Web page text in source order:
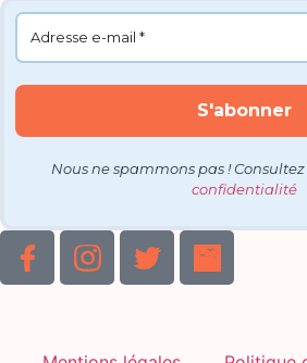
Nous ne spammons pas !
confidentialité